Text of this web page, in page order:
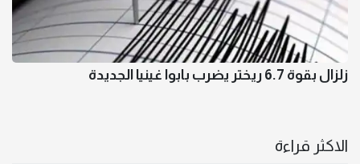
زلزال بقوة 6.7 ريختر يضرب بابوا غينيا الجديدة
الاكثر قراءة